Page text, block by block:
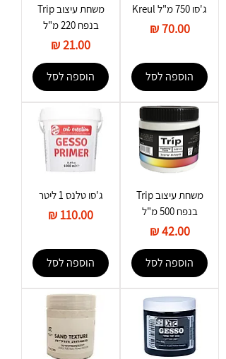
ג'סו 750 מ"ל Kreul
מחיר‏70.00 ‏₪
הוספה לסל
משחת עיצוב Trip
בנפח 220 מ"ל
מחיר
הוספה לסל
משחת עיצוב Trip
בנפח 500 מ"ל
מחיר‏42.00 ‏₪
הוספה לסל
ג'סו טלנס 1 ליטר
מחיר
הוספה לסל